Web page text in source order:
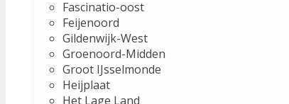
Fascinatio-oost
Feijenoord
Gildenwijk-West
Groenoord-Midden
Groot IJsselmonde
Heijplaat
Het Lage Land